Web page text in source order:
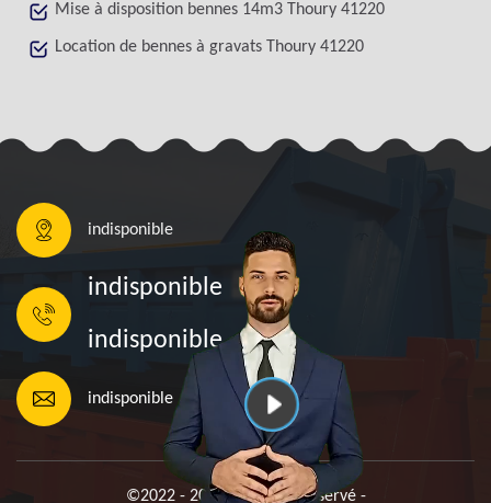
Mise à disposition bennes 14m3 Thoury 41220
Location de bennes à gravats Thoury 41220
indisponible
indisponible
indisponible
indisponible
©2022 - 2026 Tout droit réservé -